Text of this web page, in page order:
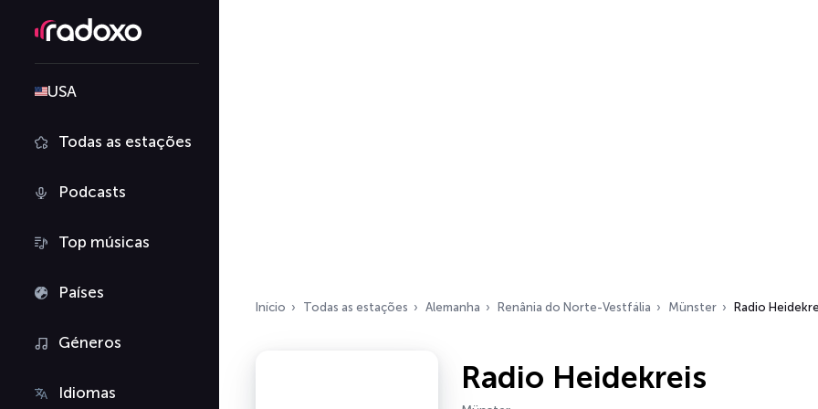
USA
Todas as estações
Podcasts
Top músicas
Países
Géneros
Idiomas
Início Todas as estações Alemanha Renânia do Norte-Vestfália Münster Radio
Radio Heidekreis